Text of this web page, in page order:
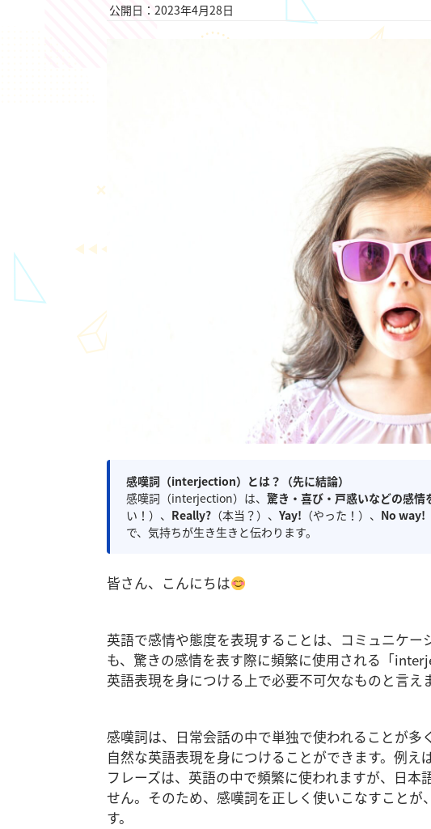
公開日：2023年4月28日
感嘆詞（interjection）とは？（先に結論）
感嘆詞（interjection）は、 驚き・喜び・戸惑いなどの感情
い！）、 Really? （本当？）、 Yay! （やった！）、 No way!
で、気持ちが生き生きと伝わります。
皆さん、こんにちは
英語で感情や態度を表現することは、コミュニケ
も、驚きの感情を表す際に頻繁に使用される「
英語表現を身につける上で必要不可欠なものと言えま
感嘆詞は、日常会話の中で単独で使われることが多
自然な英語表現を身につけることができます。例
フレーズは、英語の中で頻繁に使われますが、日
せん。そのため、感嘆詞を正しく使いこなすこと
す。